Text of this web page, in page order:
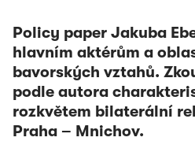
Policy paper Jakuba
hlavním aktérům a
bavorských vztahů.
podle autora
rozkvětem bilaterální
Praha – Mnichov.